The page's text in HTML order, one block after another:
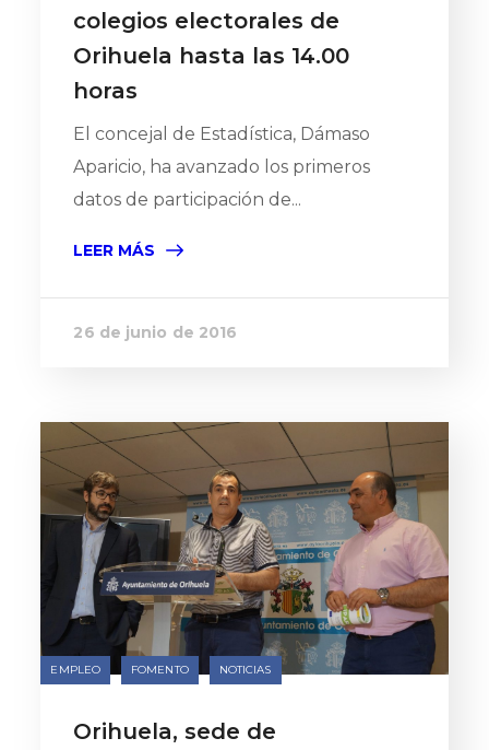
colegios electorales de
Orihuela hasta las 14.00
horas
El concejal de Estadística, Dámaso
Aparicio, ha avanzado los primeros
datos de participación de...
LEER MÁS
26 de junio de 2016
EMPLEO FOMENTO NOTICIAS
Orihuela, sede de